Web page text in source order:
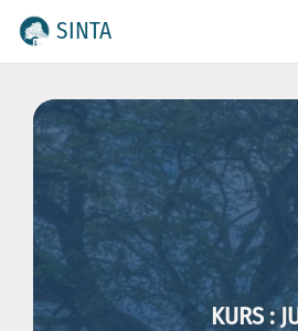
SINTA
KURS :